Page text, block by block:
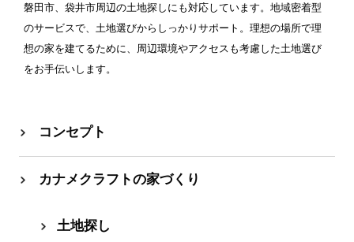
磐田市、袋井市周辺の土地探しにも対応しています。地域密着型
のサービスで、土地選びからしっかりサポート。理想の場所で理
想の家を建てるために、周辺環境やアクセスも考慮した土地選び
をお手伝いします。
コンセプト
カナメクラフトの家づくり
⼟地探し